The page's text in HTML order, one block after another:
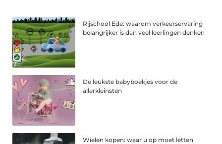
Rijschool Ede: waarom verkeerservaring
belangrijker is dan veel leerlingen denken
De leukste babyboekjes voor de
allerkleinsten
Wielen kopen: waar u op moet letten